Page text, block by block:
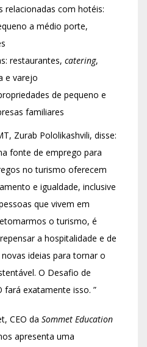
relacionadas com hotéis:
a médio porte,
restaurantes, catering,
e varejo
de pequeno e
familiares
Zurab Pololikashvili, disse:
fonte de emprego para
no turismo oferecem
e igualdade, inclusive
que vivem em
o turismo, é
a hospitalidade e de
ideias para tornar o
O Desafio de
fará exatamente isso. ”
CEO da Sommet Education
apresenta uma